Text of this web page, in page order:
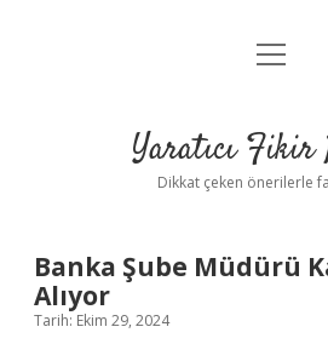
Anasayfa
Yasal Uyarı
menüyü
Yaratıcı Fikir
Dikkat çeken önerilerle
Banka Şube Müdürü
Alıyor
Tarih: Ekim 29, 2024